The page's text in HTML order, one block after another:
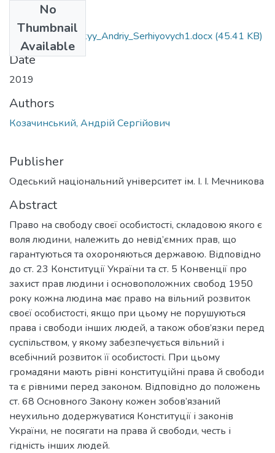
No
Thumbnail
Available
081_Kozachyns_kyy_Andriy_Serhiyovych1.docx (45.41 KB)
Date
2019
Authors
Козачинський, Андрій Сергійович
Publisher
Одеський національний університет ім. І. І. Мечникова
Abstract
Право на свободу своєї особистості, складовою якого є
воля людини, належить до невід’ємних прав, що
гарантуються та охороняються державою. Відповідно
до ст. 23 Конституції України та ст. 5 Конвенції про
захист прав людини і основоположних свобод 1950
року кожна людина має право на вільний розвиток
своєї особистості, якщо при цьому не порушуються
права і свободи інших людей, а також обов’язки перед
суспільством, у якому забезпечується вільний і
всебічний розвиток її особистості. При цьому
громадяни мають рівні конституційні права й свободи
та є рівними перед законом. Відповідно до положень
ст. 68 Основного Закону кожен зобов’язаний
неухильно додержуватися Конституції і законів
України, не посягати на права й свободи, честь і
гідність інших людей.